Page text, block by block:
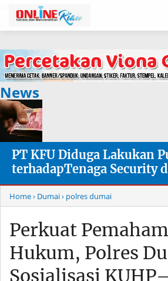
News
PT KFU Diduga Lakukan
terhadapTenaga Security
Home› Dumai› polres dumai
Perkuat
Hukum, Polres
Sosialisasi